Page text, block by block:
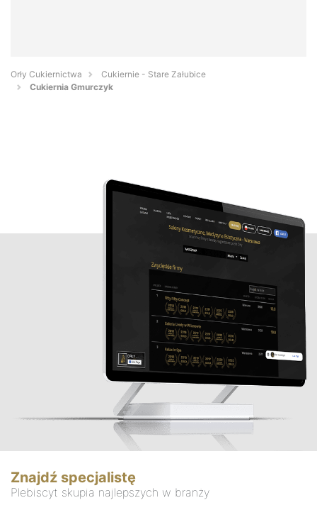
Orły Cukiernictwa
Cukiernie - Stare Załubice
Cukiernia Gmurczyk
Znajdź specjalistę
Plebiscyt skupia najlepszych w branży